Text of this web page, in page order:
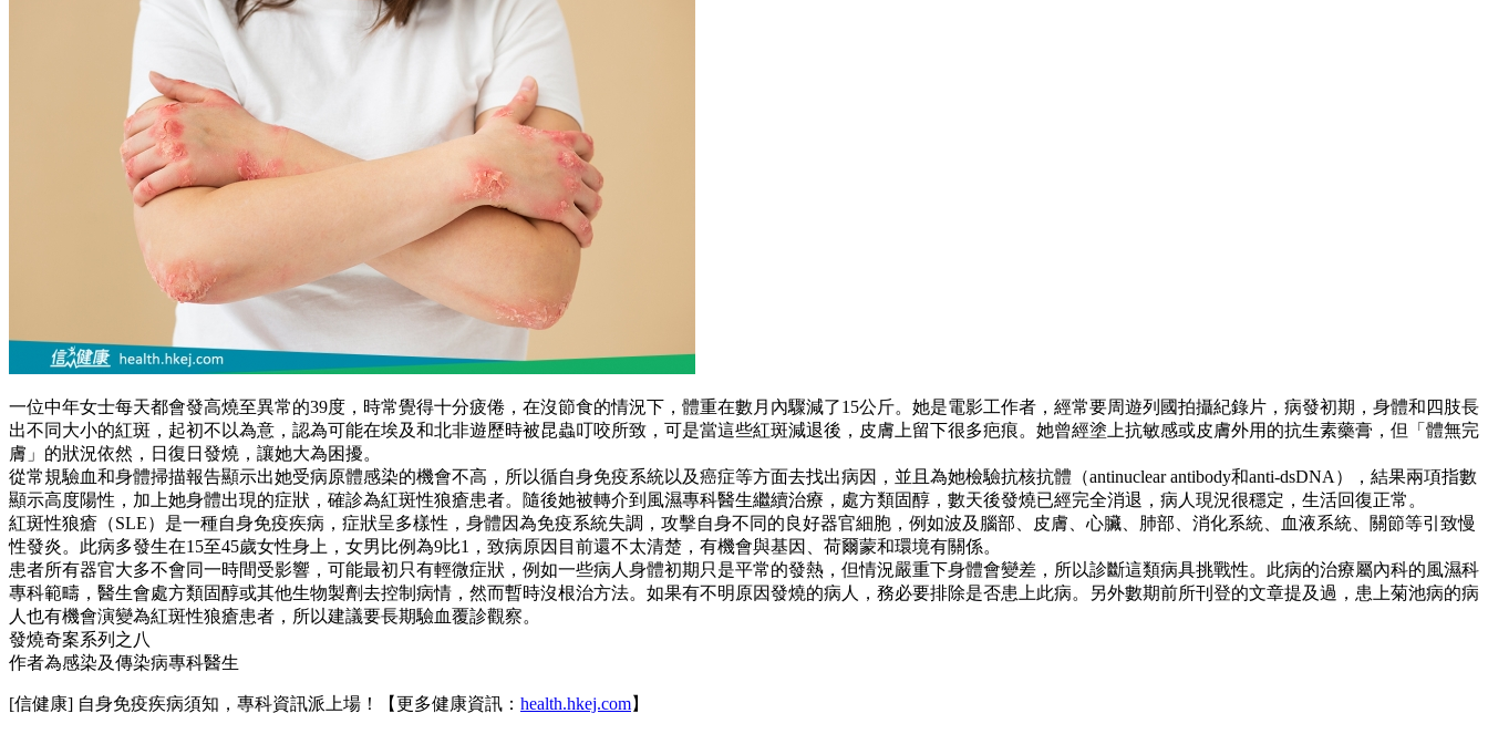
一位中年女士每天都會發高燒至異常的39度，時常覺得十分疲倦，在沒節食的情況下，體重在數月內驟減了15公斤。她是電影工作者，經常要周遊列國拍攝紀錄片，病發初期，身體和四肢長
出不同大小的紅斑，起初不以為意，認為可能在埃及和北非遊歷時被昆蟲叮咬所致，可是當這些紅斑減退後，皮膚上留下很多疤痕。她曾經塗上抗敏感或皮膚外用的抗生素藥膏，但「體無完
膚」的狀況依然，日復日發燒，讓她大為困擾。
從常規驗血和身體掃描報告顯示出她受病原體感染的機會不高，所以循自身免疫系統以及癌症等方面去找出病因，並且為她檢驗抗核抗體（antinuclear antibody和anti-dsDNA），結果兩項指數
顯示高度陽性，加上她身體出現的症狀，確診為紅斑性狼瘡患者。隨後她被轉介到風濕專科醫生繼續治療，處方類固醇，數天後發燒已經完全消退，病人現況很穩定，生活回復正常。
紅斑性狼瘡（SLE）是一種自身免疫疾病，症狀呈多樣性，身體因為免疫系統失調，攻擊自身不同的良好器官細胞，例如波及腦部、皮膚、心臟、肺部、消化系統、血液系統、關節等引致慢
性發炎。此病多發生在15至45歲女性身上，女男比例為9比1，致病原因目前還不太清楚，有機會與基因、荷爾蒙和環境有關係。
患者所有器官大多不會同一時間受影響，可能最初只有輕微症狀，例如一些病人身體初期只是平常的發熱，但情況嚴重下身體會變差，所以診斷這類病具挑戰性。此病的治療屬內科的風濕科
專科範疇，醫生會處方類固醇或其他生物製劑去控制病情，然而暫時沒根治方法。如果有不明原因發燒的病人，務必要排除是否患上此病。另外數期前所刊登的文章提及過，患上菊池病的病
人也有機會演變為紅斑性狼瘡患者，所以建議要長期驗血覆診觀察。
發燒奇案系列之八
作者為感染及傳染病專科醫生
[信健康] 自身免疫疾病須知，專科資訊派上場！【更多健康資訊： health.hkej.com】